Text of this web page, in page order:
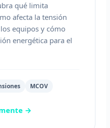
qué limita
afecta la tensión
equipos y cómo
energética para el
MCOV
→